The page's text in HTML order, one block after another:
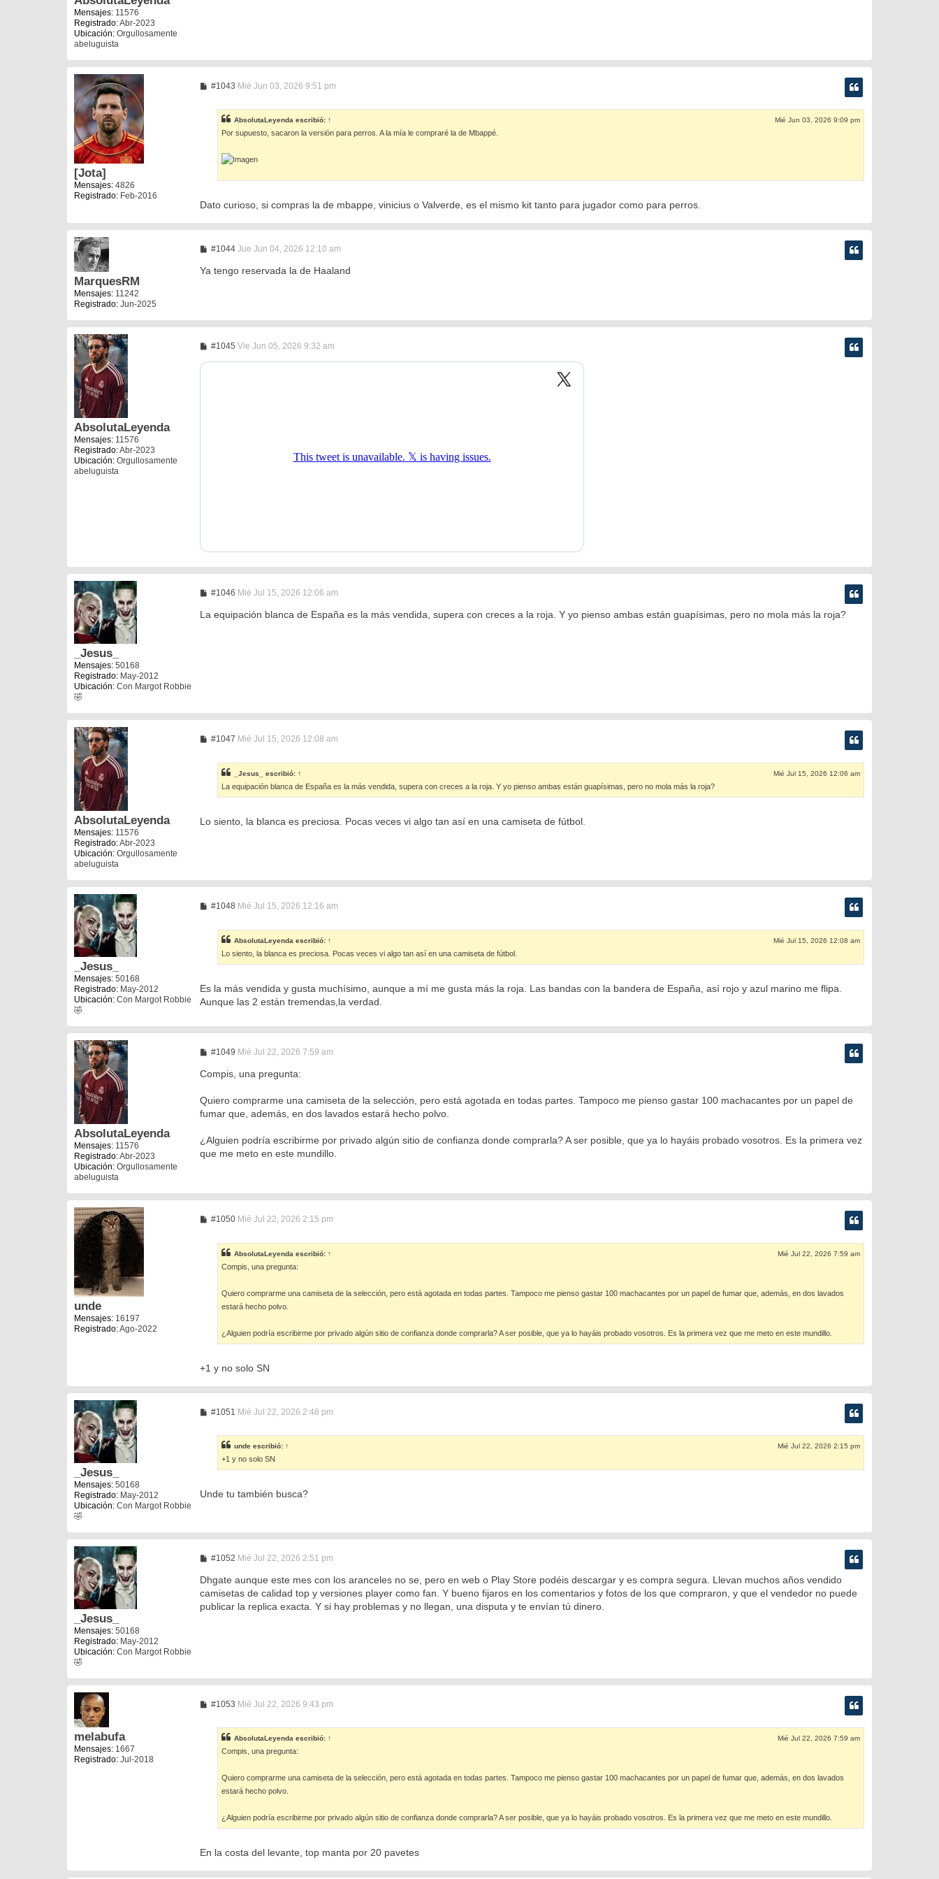
Mensajes: 11576
Registrado:Abr-2023
Ubicación: Orgullosamente
abeluguista
[Jota]
Mensajes: 4826
Registrado: Feb-2016
#1043M
a
j
Mié Jun 03, 2026 9:51 pm
AbsolutaLeyenda escribió: ↑ Mié Jun 03, 2026 9:09 pm
Por supuesto, sacaron la versión para perros. A la mía le compraré la de Mbappé.
Dato curioso, si compras la de mbappe, vinicius o Valverde, es el mismo kit tanto para jugador como para perros.
MarquesRM
Mensajes: 11242
Registrado: Jun-2025
#1044M
n
Jue Jun 04, 2026 12:10 am
Ya tengo reservada la de Haaland
AbsolutaLeyenda
Mensajes: 11576
Registrado:Abr-2023
Ubicación: Orgullosamente
abeluguista
#1045M
n
Vie Jun 05, 2026 9:32 am
_Jesus_
Mensajes: 50168
Registrado: May-2012
Ubicación: Con Margot Robbie
🤣
#1046M
n
s
Mié Jul 15, 2026 12:06 am
La equipación blanca de España es la más vendida, supera con creces a la roja. Y yo pienso ambas están guapísimas, pero no mola más la roja?
AbsolutaLeyenda
Mensajes: 11576
Registrado:Abr-2023
Ubicación: Orgullosamente
abeluguista
#1047M
a
j
e
Mié Jul 15, 2026 12:08 am
_Jesus_ escribió: ↑ Mié Jul 15, 2026 12:06 am
La equipación blanca de España es la más vendida, supera con creces a la roja. Y yo pienso ambas están guapísimas, pero no mola más la roja?
Lo siento, la blanca es preciosa. Pocas veces vi algo tan así en una camiseta de fútbol.
_Jesus_
Mensajes: 50168
Registrado: May-2012
Ubicación: Con Margot Robbie
🤣
#1048M
a
j
e
Mié Jul 15, 2026 12:16 am
AbsolutaLeyenda escribió: ↑ Mié Jul 15, 2026 12:08 am
Lo siento, la blanca es preciosa. Pocas veces vi algo tan así en una camiseta de fútbol.
Es la más vendida y gusta muchísimo, aunque a mí me gusta más la roja. Las bandas con la bandera de España, así rojo y azul marino me flipa.
Aunque las 2 están tremendas,la verdad.
AbsolutaLeyenda
Mensajes: 11576
Registrado:Abr-2023
Ubicación: Orgullosamente
abeluguista
#1049M
s
j
e
Mié Jul 22, 2026 7:59 am
Compis, una pregunta:
Quiero comprarme una camiseta de la selección, pero está agotada en todas partes. Tampoco me pienso gastar 100 machacantes por un papel de
fumar que, además, en dos lavados estará hecho polvo.
¿Alguien podría escribirme por privado algún sitio de confianza donde comprarla? A ser posible, que ya lo hayáis probado vosotros. Es la primera vez
que me meto en este mundillo.
unde
Mensajes: 16197
Registrado:Ago-2022
#1050M
a
j
Mié Jul 22, 2026 2:15 pm
AbsolutaLeyenda escribió: ↑ Mié Jul 22, 2026 7:59 am
Compis, una pregunta:
Quiero comprarme una camiseta de la selección, pero está agotada en todas partes. Tampoco me pienso gastar 100 machacantes por un papel de fumar que, además, en dos lavados
estará hecho polvo.
¿Alguien podría escribirme por privado algún sitio de confianza donde comprarla? A ser posible, que ya lo hayáis probado vosotros. Es la primera vez que me meto en este mundillo.
+1 y no solo SN
_Jesus_
Mensajes: 50168
Registrado: May-2012
Ubicación: Con Margot Robbie
🤣
#1051 M
a
j
e
Mié Jul 22, 2026 2:48 pm
unde escribió: ↑ Mié Jul 22, 2026 2:15 pm
+1 y no solo SN
Unde tu también busca?
_Jesus_
Mensajes: 50168
Registrado: May-2012
Ubicación: Con Margot Robbie
🤣
#1052M
n
s
a
j
Mié Jul 22, 2026 2:51 pm
Dhgate aunque este mes con los aranceles no se, pero en web o Play Store podéis descargar y es compra segura. Llevan muchos años vendido
camisetas de calidad top y versiones player como fan. Y bueno fijaros en los comentarios y fotos de los que compraron, y que el vendedor no puede
publicar la replica exacta. Y si hay problemas y no llegan, una disputa y te envían tú dinero.
melabufa
Mensajes: 1667
Registrado: Jul-2018
#1053M
a
j
Mié Jul 22, 2026 9:43 pm
AbsolutaLeyenda escribió: ↑ Mié Jul 22, 2026 7:59 am
Compis, una pregunta:
Quiero comprarme una camiseta de la selección, pero está agotada en todas partes. Tampoco me pienso gastar 100 machacantes por un papel de fumar que, además, en dos lavados
estará hecho polvo.
¿Alguien podría escribirme por privado algún sitio de confianza donde comprarla? A ser posible, que ya lo hayáis probado vosotros. Es la primera vez que me meto en este mundillo.
En la costa del levante, top manta por 20 pavetes